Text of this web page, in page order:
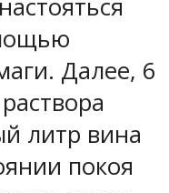
Далее, 6
литр вина
покоя